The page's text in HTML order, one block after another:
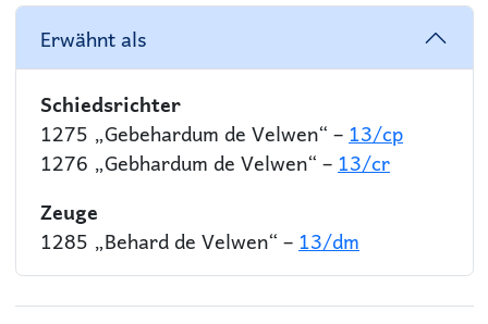
Erwähnt als
Schiedsrichter
1275 „Gebehardum de Velwen“ – 13/cp
1276 „Gebhardum de Velwen“ – 13/cr
Zeuge
1285 „Behard de Velwen“ – 13/dm